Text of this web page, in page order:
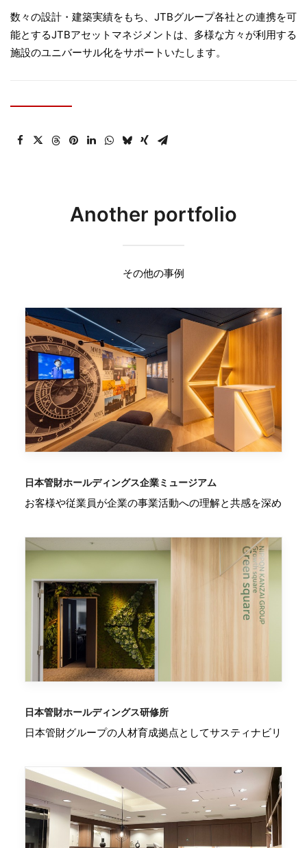
数々の設計・建築実績をもち、JTBグループ各社との連携を可
能とするJTBアセットマネジメントは、多様な方々が利用する
施設のユニバーサル化をサポートいたします。
Another portfolio
その他の事例
日本管財ホールディングス企業ミュージアム
お客様や従業員が企業の事業活動への理解と共感を深め
日本管財ホールディングス研修所
日本管財グループの人材育成拠点としてサスティナビリ